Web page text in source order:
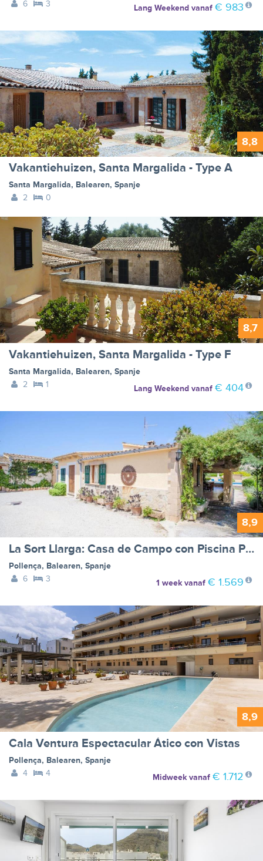
6 3 Lang Weekendvanaf € 983
8,8
Vakantiehuizen, Santa Margalida - Type A
Santa Margalida, Balearen, Spanje
2
0
8,7
Vakantiehuizen, Santa Margalida - Type F
Santa Margalida, Balearen, Spanje
2
1 Lang Weekendvanaf € 404
8,9
La Sort Llarga: Casa de Campo con Piscina Privada
Pollença, Balearen, Spanje
6
3 1 weekvanaf € 1.569
8,9
Cala Ventura Espectacular Ático con Vistas
Pollença, Balearen, Spanje
4
4 Midweekvanaf € 1.712